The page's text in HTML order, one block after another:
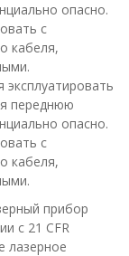
опасно.
с
кабеля,
эксплуатировать
переднюю
опасно.
с
кабеля,
прибор
с 21 CFR
лазерное